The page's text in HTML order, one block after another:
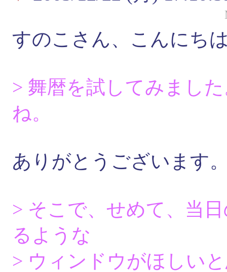
すのこさん、こんにち
> 舞暦を試してみまし
ね。
ありがとうございます
> そこで、せめて、当
るような
> ウィンドウがほしい